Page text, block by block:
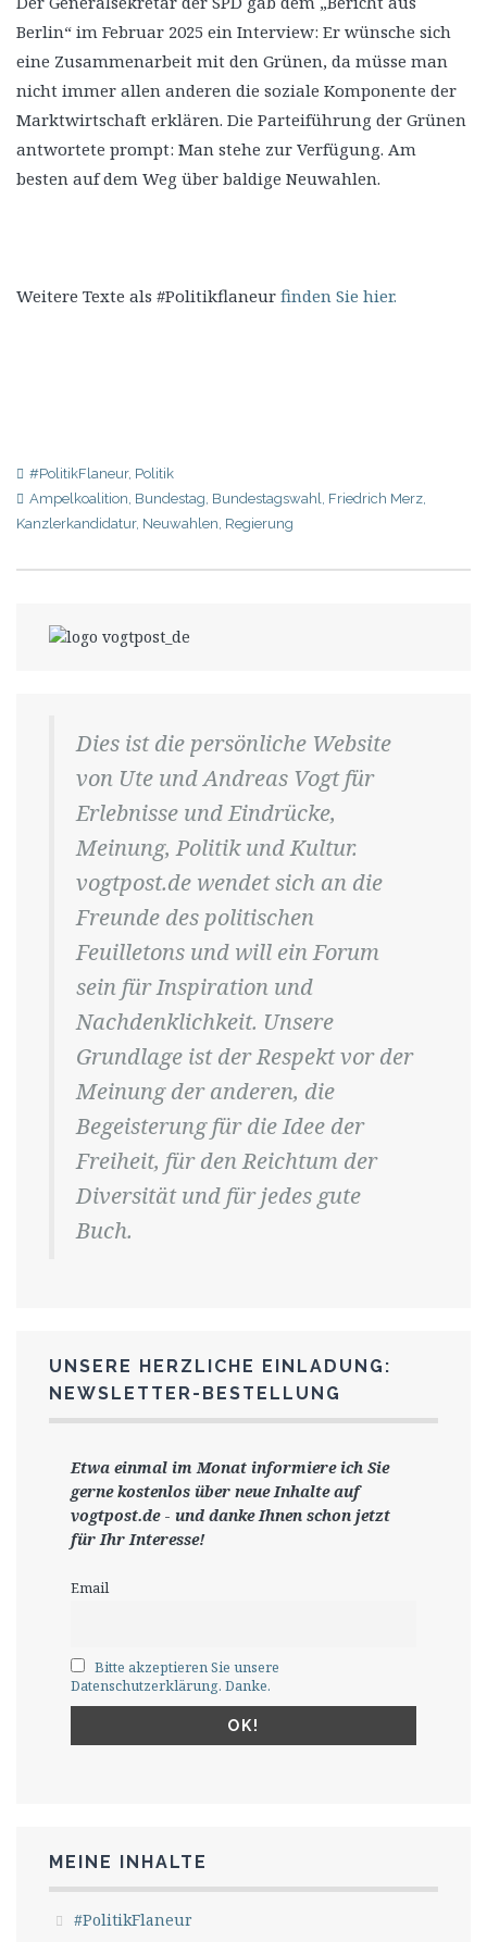
Berlin“ im Februar 2025 ein Interview: Er wünsche sich
eine Zusammenarbeit mit den Grünen, da müsse man
nicht immer allen anderen die soziale Komponente der
Marktwirtschaft erklären. Die Parteiführung der Grünen
antwortete prompt: Man stehe zur Verfügung. Am
besten auf dem Weg über baldige Neuwahlen.
Weitere Texte als #Politikflaneur finden Sie hier.
#PolitikFlaneur, Politik
Ampelkoalition Bundestag Bundestagswahl Friedrich Merz
Kanzlerkandidatur, Neuwahlen Regierung
Dies ist die persönliche Website
von Ute und Andreas Vogt für
Erlebnisse und Eindrücke,
Meinung, Politik und Kultur.
vogtpost.de wendet sich an die
Freunde des politischen
Feuilletons und will ein Forum
sein für Inspiration und
Nachdenklichkeit. Unsere
Grundlage ist der Respekt vor der
Meinung der anderen, die
Begeisterung für die Idee der
Freiheit, für den Reichtum der
Diversität und für jedes gute
Buch.
UNSERE HERZLICHE EINLADUNG:
NEWSLETTER-BESTELLUNG
Etwa einmal im Monat informiere ich Sie
gernekostenlos über neue Inhalte auf
vogtpost.de- und danke Ihnen schon jetzt
für Ihr Interesse!
Email
Bitte akzeptieren Sie unsere
Datenschutzerklärung. Danke.
MEINE INHALTE
#PolitikFlaneur